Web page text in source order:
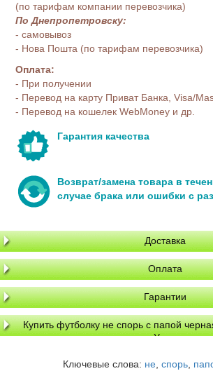
(по тарифам компании перевозчика)
По Днепропетровску:
- самовывоз
- Нова Пошта (по тарифам перевозчика)
Оплата:
- При получении
- Перевод на карту Приват Банка, Visa/
- Перевод на кошелек WebMoney и др.
Гарантия качества
Возврат/замена товара в
случае брака или ошибки с
Доставка
Оплата
Гарантии
Купить футболку не спорь с папой
по Украине
Ключевые слова: не, спорь,